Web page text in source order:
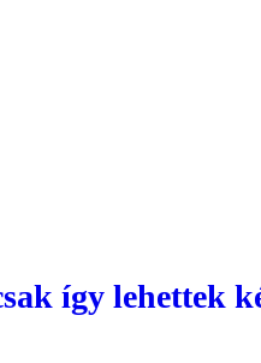
így lehettek